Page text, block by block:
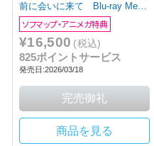
前に会いに来て Blu-ray Memo
rial BOX ◆ソフマップ・アニメ
ガ特典「アクリルパネル(A6)・
アクリルコースター3種セット
(76mm)」
ソフマップ・アニメガ特典
¥16,500 (税込)
825ポイントサービス
発売日:2026/03/18
商品を見る